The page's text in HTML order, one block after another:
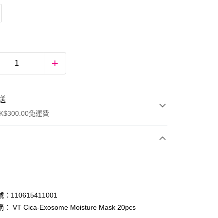
免運費
：110615411001
： VT Cica-Exosome Moisture Mask 20pcs